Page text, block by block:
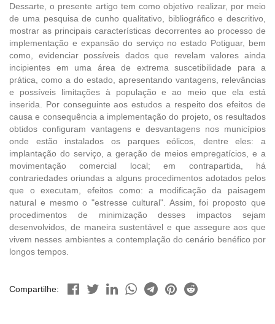
Dessarte, o presente artigo tem como objetivo realizar, por meio
de uma pesquisa de cunho qualitativo, bibliográfico e descritivo,
mostrar as principais características decorrentes ao processo de
implementação e expansão do serviço no estado Potiguar, bem
como, evidenciar possíveis dados que revelam valores ainda
incipientes em uma área de extrema suscetibilidade para a
prática, como a do estado, apresentando vantagens, relevâncias
e possíveis limitações à população e ao meio que ela está
inserida. Por conseguinte aos estudos a respeito dos efeitos de
causa e consequência a implementação do projeto, os resultados
obtidos configuram vantagens e desvantagens nos municípios
onde estão instalados os parques eólicos, dentre eles: a
implantação do serviço, a geração de meios empregatícios, e a
movimentação comercial local; em contrapartida, há
contrariedades oriundas a alguns procedimentos adotados pelos
que o executam, efeitos como: a modificação da paisagem
natural e mesmo o "estresse cultural". Assim, foi proposto que
procedimentos de minimização desses impactos sejam
desenvolvidos, de maneira sustentável e que assegure aos que
vivem nesses ambientes a contemplação do cenário benéfico por
longos tempos.
Compartilhe: